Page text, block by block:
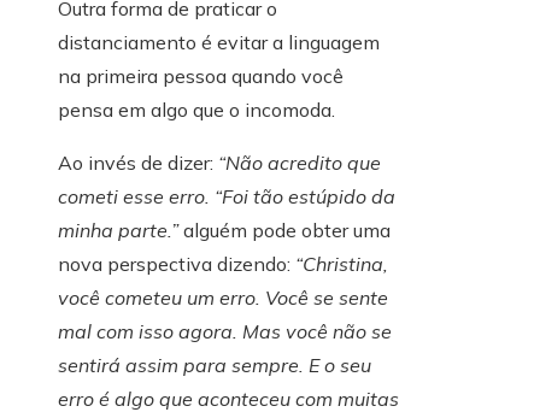
Outra forma de praticar o
distanciamento é evitar a linguagem
na primeira pessoa quando você
pensa em algo que o incomoda.
Ao invés de dizer: “Não acredito que
cometi esse erro. “Foi tão estúpido da
minha parte.”alguém pode obter uma
nova perspectiva dizendo: “Christina,
você cometeu um erro. Você se sente
mal com isso agora. Mas você não se
sentirá assim para sempre. E o seu
erro é algo que aconteceu com muitas